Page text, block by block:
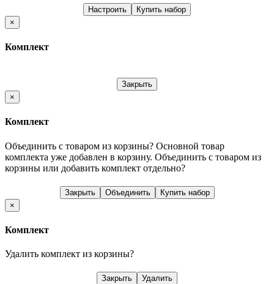
Настроить
Купить набор
×
Комплект
Закрыть
×
Комплект
Объединить с товаром из корзины? Основной товар
комплекта уже добавлен в корзину. Объединить с товаром из
корзины или добавить комплект отдельно?
Закрыть Объединить
Купить набор
×
Комплект
Удалить комплект из корзины?
Закрыть Удалить